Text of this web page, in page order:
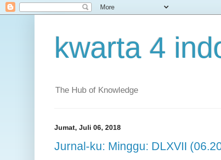
kwarta 4
The Hub of Knowledge
Jumat, Juli 06, 2018
Jurnal-ku: Minggu: DLXVII